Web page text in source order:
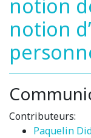
notion
notion
Contributeurs:
Paquelin